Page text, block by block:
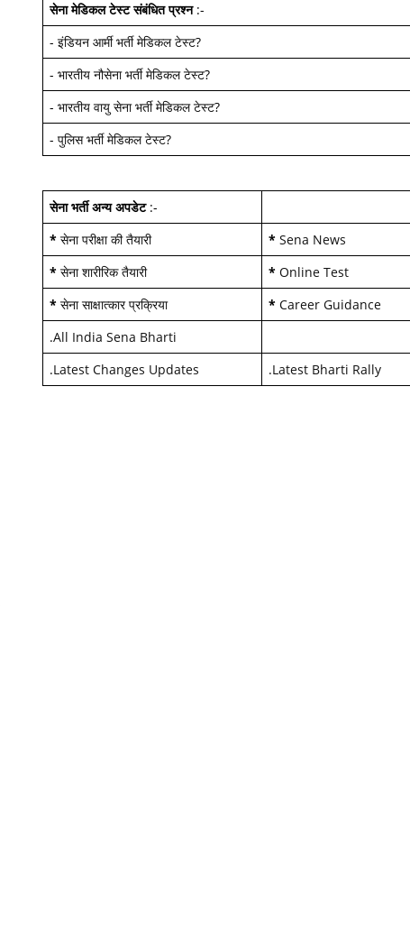
सेना मेडिकल टेस्ट संबंधित प्रश्न:-
- इंडियन आर्मी भर्ती मेडिकल टेस्ट?
- भारतीय नौसेना भर्ती मेडिकल टेस्ट?
- भारतीय वायु सेना भर्ती मेडिकल टेस्ट?
- पुलिस भर्ती मेडिकल टेस्ट?
सेना भर्ती अन्य अपडेट:-
* सेना परीक्षा की तैयारी * Sena News
* सेना शारीरिक तैयारी * Online Test
* सेना साक्षात्कार प्रक्रिया * Career Guidance
.All India Sena Bharti
.Latest Changes Updates .Latest Bharti Rally